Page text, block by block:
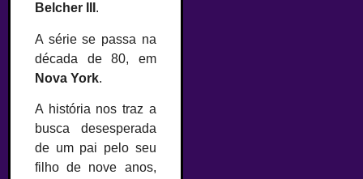
Belcher III .
A série se passa na
década de 80, em
Nova York.
A história nos traz a
busca desesperada
de um pai pelo seu
filho de nove anos,